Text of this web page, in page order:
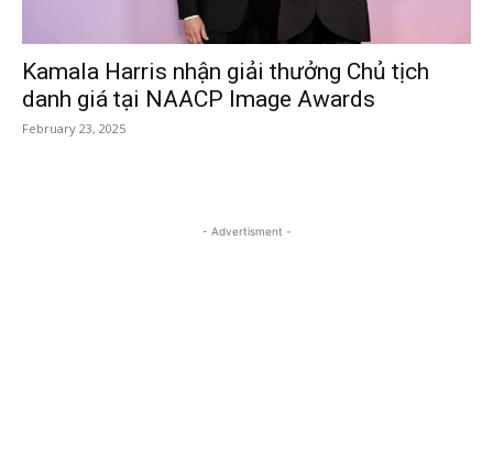
Kamala Harris nhận giải thưởng Chủ tịch
danh giá tại NAACP Image Awards
February 23, 2025
- Advertisment -